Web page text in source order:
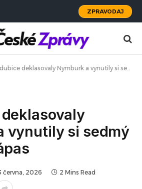
ZPRAVODAJ
deklasovaly Nymburk a vynutily si sedmý finálový zápas
vynutily si sedmý
června, 2026 2 Mins Read